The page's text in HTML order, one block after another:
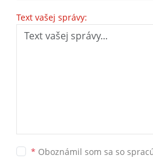
Text vašej správy:
* Oboznámil som sa so